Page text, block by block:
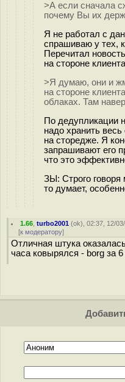
>А если сначала
почему Вы их
Я не работал с
спрашиваю у тех,
Перечитал
на стороне
>Я думаю, они и
на стороне
облаках. Там
По дедупликации
надо хранить
на сторедже. Я
запрашивают его
что это
ЗЫ: Строго говоря
то думает,
1.66 ,turbo2001 (ok), 02:37, 12/
[к модератору]
Отличная штука
часа ковырялся - borg за